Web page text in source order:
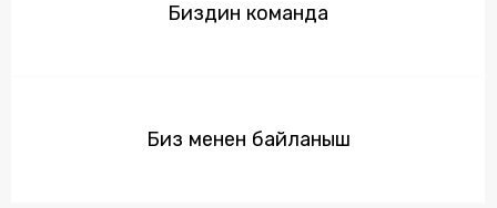
Биздин команда
Биз менен байланыш